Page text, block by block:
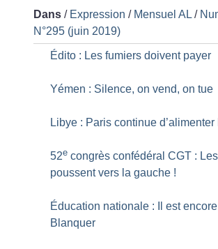
Dans / Expression / Mensuel AL /
N°295 (juin 2019)
Édito : Les fumiers doivent payer
Yémen : Silence, on vend, on tue
Libye : Paris continue
52e congrès confédéral CGT :
poussent vers la gauche !
Éducation nationale : Il est
Blanquer